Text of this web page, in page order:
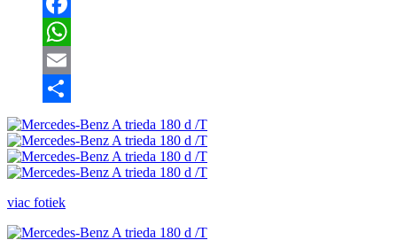
Facebook
WhatsApp
Email
Share
viac fotiek